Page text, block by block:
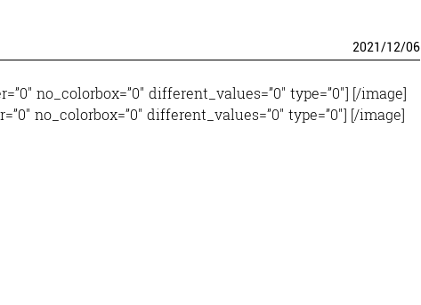
2021/12/06
no_colorbox=”0″ different_values=”0″ type=”0″] [/image]
no_colorbox=”0″ different_values=”0″ type=”0″] [/image]